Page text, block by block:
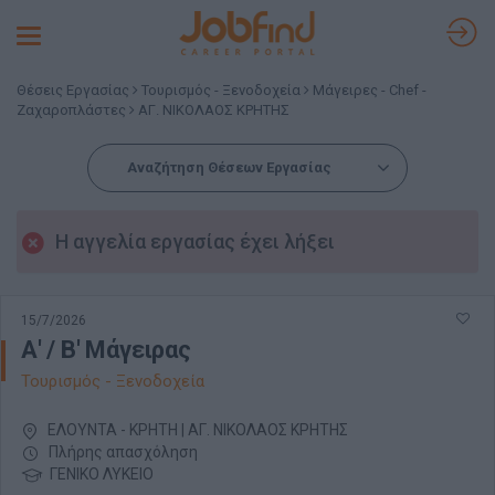
Toggle
Θέσεις Εργασίας Τουρισμός - Ξενοδοχεία
Μάγειρες - Chef -
Ζαχαροπλάστες
ΑΓ. ΝΙΚΟΛΑΟΣ ΚΡΗΤΗΣ
Αναζήτηση Θέσεων Εργασίας
Η αγγελία εργασίας έχει λήξει
15/7/2026
Α' / B' Μάγειρας
Τουρισμός - Ξενοδοχεία
ΕΛΟΥΝΤΑ - ΚΡΗΤΗ | ΑΓ. ΝΙΚΟΛΑΟΣ ΚΡΗΤΗΣ
Πλήρης απασχόληση
ΓΕΝΙΚΟ ΛΥΚΕΙΟ